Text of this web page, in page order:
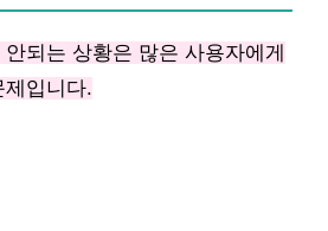
되는 상황은 많은 사용자에게
제입니다.